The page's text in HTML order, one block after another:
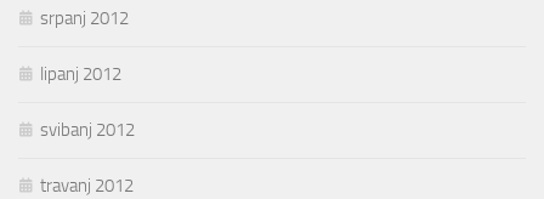
srpanj 2012
lipanj 2012
svibanj 2012
travanj 2012